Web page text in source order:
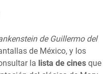
de Guillermo del
de México, y los
la lista de cines que